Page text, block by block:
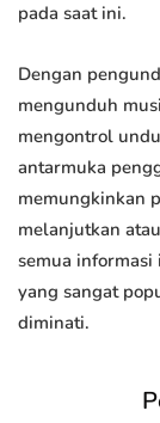
pada saat ini.
Dengan
mengunduh
mengontrol
antarmuka
memungkinkan
melanjutkan
semua
yang sangat
diminati.